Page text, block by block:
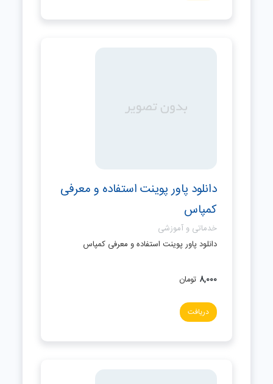
دانلود پاور پوینت استفاده و معرفی
کمپاس
خدماتی و آموزشی
دانلود پاور پوینت استفاده و معرفی کمپاس
8,000 تومان
دریافت